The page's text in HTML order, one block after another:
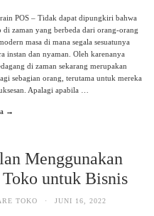
POS – Tidak dapat dipungkiri bahwa
di zaman yang berbeda dari orang-orang
masa di mana segala sesuatunya
instan dan nyaman. Oleh karenanya
di zaman sekarang merupakan
sebagian orang, terutama untuk mereka
Apalagi apabila …
→
Menggunakan
untuk Bisnis
TOKO · JUNI 16, 2022